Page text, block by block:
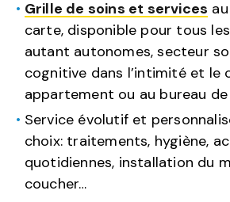
Grille de soins et services
carte, disponible pour tous
autant autonomes, secteur
cognitive dans l’intimité et
appartement ou au bureau
Service évolutif et
choix: traitements, hygiène,
quotidiennes, installation du
coucher…